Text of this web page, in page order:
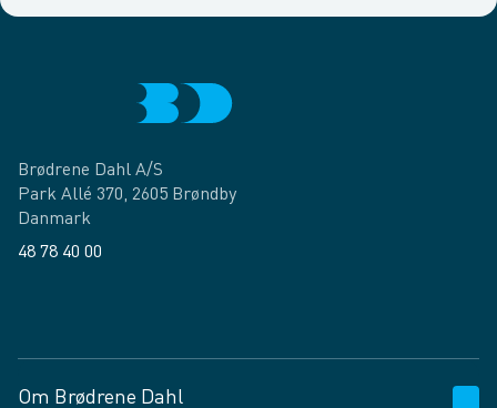
Brødrene Dahl A/S
Park Allé 370, 2605 Brøndby
Danmark
48 78 40 00
Om Brødrene Dahl